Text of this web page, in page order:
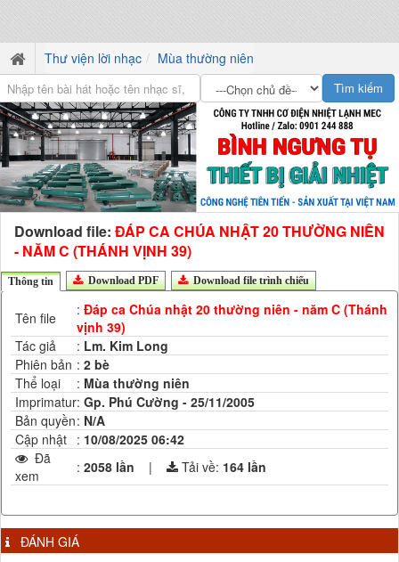
Thư viện lời nhạc Mùa thường niên
Download file: ĐÁP CA CHÚA NHẬT 20 THƯỜNG NIÊN
- NĂM C (THÁNH VỊNH 39)
Thông tin Download PDF Download file trình chiếu
Tên file : Đáp ca Chúa nhật 20 thường niên - năm C (Thánh
vịnh 39)
Tác giả
: Lm. Kim Long
Phiên bản : 2 bè
Thể loại
: Mùa thường niên
Imprimatur: Gp. Phú Cường - 25/11/2005
Bản quyền: N/A
Cập nhật : 10/08/2025 06:42
Đã
xem
: 2058 lần | Tải về: 164 lần
ĐÁNH GIÁ